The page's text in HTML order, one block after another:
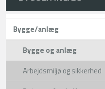
Bygge/anlæg
Bygge og anlæg
Arbejdsmiljø og sikkerhed